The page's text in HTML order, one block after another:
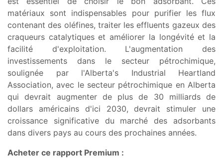
matériaux sont indispensables pour purifier les flux
contenant des oléfines, traiter les effluents gazeux des
craqueurs catalytiques et améliorer la longévité et la
facilité d'exploitation. L'augmentation des
investissements dans le secteur pétrochimique,
soulignée par l'Alberta's Industrial Heartland
Association, avec le secteur pétrochimique en Alberta
qui devrait augmenter de plus de 30 milliards de
dollars américains d'ici 2030, devrait stimuler une
croissance significative du marché des adsorbants
dans divers pays au cours des prochaines années.
Acheter ce rapport Premium :